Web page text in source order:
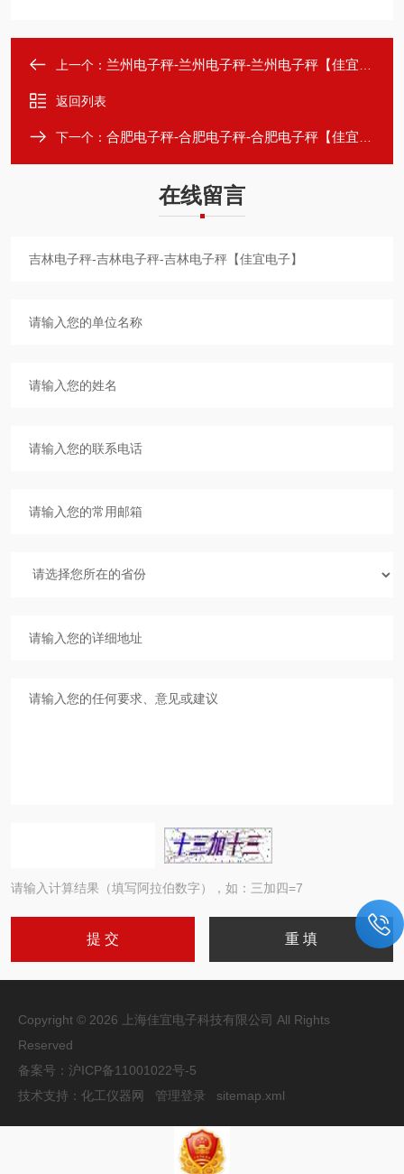
上一个： 兰州电子秤-兰州电子秤-兰州电子秤【佳宜电子】
返回列表
下一个： 合肥电子秤-合肥电子秤-合肥电子秤【佳宜电子】
在线留言
请输入计算结果（填写阿拉伯数字），如：三加四=7
Copyright © 2026 上海佳宜电子科技有限公司 All Rights
Reserved
备案号： 沪ICP备11001022号-5
技术支持： 化工仪器网 管理登录 sitemap.xml